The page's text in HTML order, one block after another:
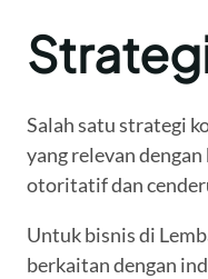
Salah satu strategi
yang relevan
otoritatif dan
Untuk bisnis di
berkaitan dengan